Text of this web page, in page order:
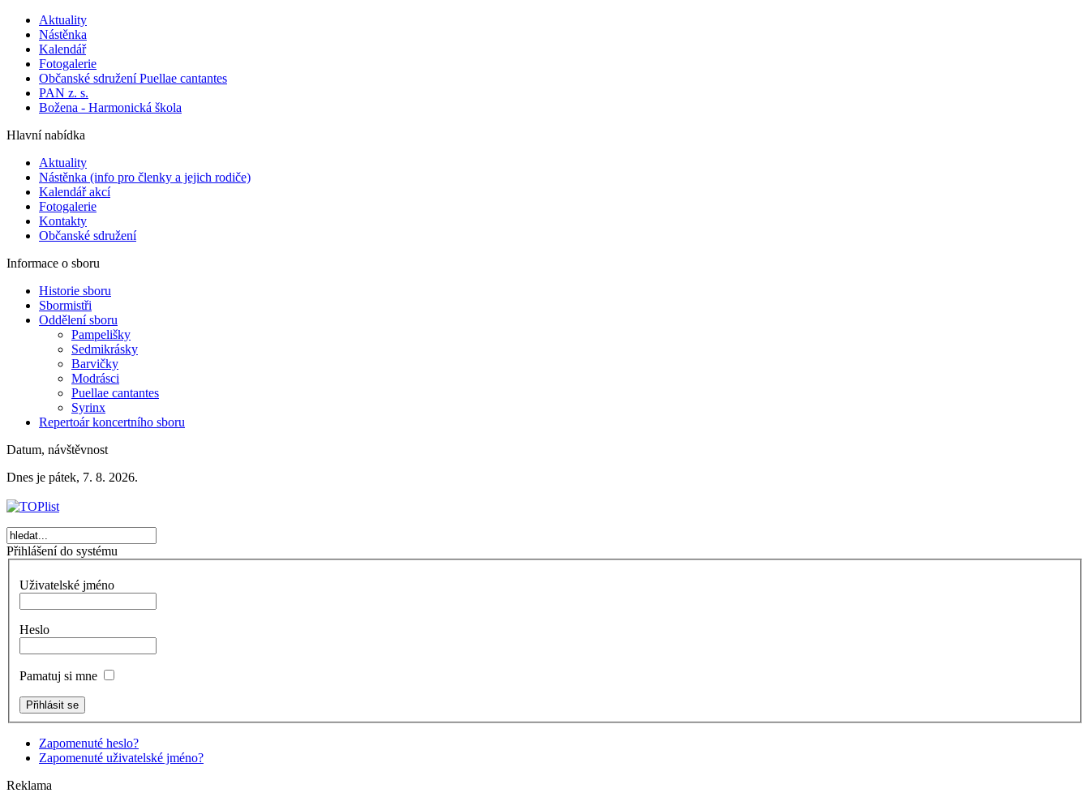
Aktuality
Nástěnka
Kalendář
Fotogalerie
Občanské sdružení Puellae cantantes
PAN z. s.
Božena - Harmonická škola
Hlavní nabídka
Aktuality
Nástěnka (info pro členky a jejich rodiče)
Kalendář akcí
Fotogalerie
Kontakty
Občanské sdružení
Informace o sboru
Historie sboru
Sbormistři
Oddělení sboru
Pampelišky
Sedmikrásky
Barvičky
Modrásci
Puellae cantantes
Syrinx
Repertoár koncertního sboru
Datum, návštěvnost
Dnes je pátek, 7. 8. 2026.
Přihlášení do systému
Uživatelské jméno
Heslo
Pamatuj si mne
Zapomenuté heslo?
Zapomenuté uživatelské jméno?
Reklama